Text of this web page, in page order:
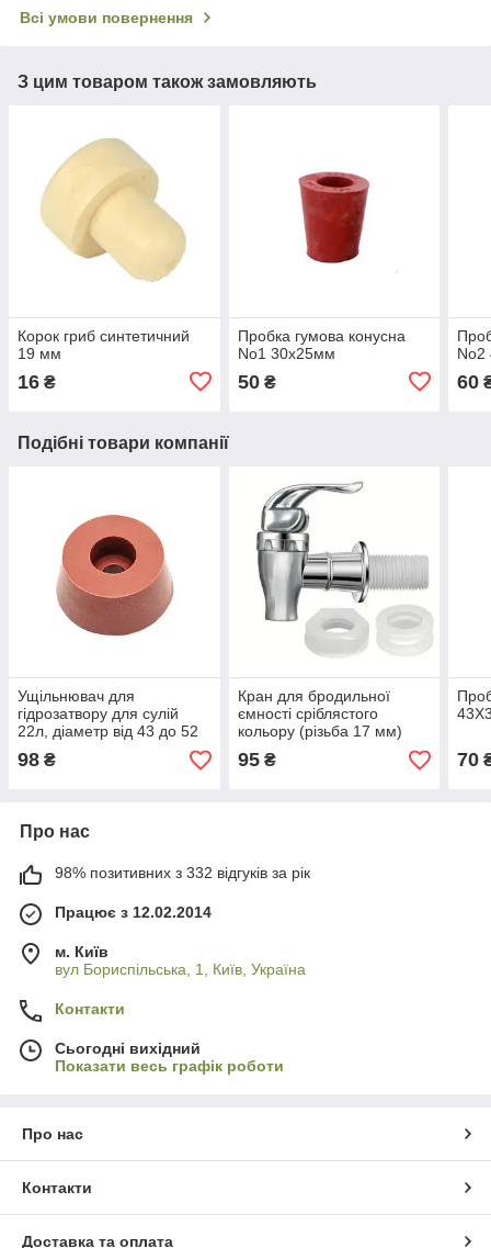
Всі умови повернення
З цим товаром також замовляють
Корок гриб синтетичний
19 мм
16 ₴
Пробка гумова конусна
No1 30х25мм
50₴
No2
60
Подібні товари компанії
Ущільнювач для
гідрозатвору для сулій
22л, діаметр від 43 до 52
мм.
98 ₴
Кран для бродильної
ємності сріблястого
кольору (різьба 17 мм)
95₴ 70
Про нас
98% позитивних з 332 відгуків за рік
Працює з 12.02.2014
м. Київ
вул Бориспільська, 1, Київ, Україна
Контакти
Сьогодні вихідний
Показати весь графік роботи
Про нас
Контакти
Доставка та оплата